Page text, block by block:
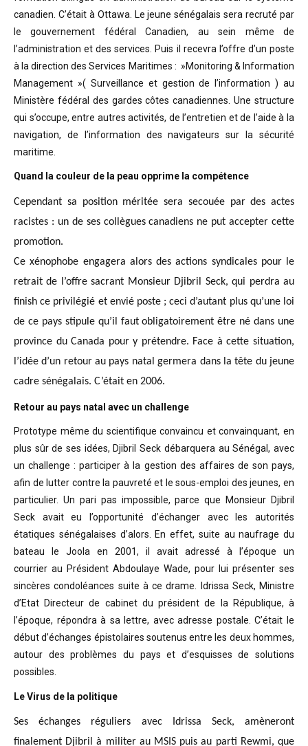
canadien. C’était à Ottawa. Le jeune sénégalais sera recruté par
le gouvernement fédéral Canadien, au sein même de
l’administration et des services. Puis il recevra l’offre d’un poste
à la direction des Services Maritimes : »Monitoring & Information
Management »( Surveillance et gestion de l’information ) au
Ministère fédéral des gardes côtes canadiennes. Une structure
qui s’occupe, entre autres activités, de l’entretien et de l’aide à la
navigation, de l’information des navigateurs sur la sécurité
maritime.
Quand la couleur de la peau opprime la compétence
Cependant sa position méritée sera secouée par des actes
racistes : un de ses collègues canadiens ne put accepter cette
promotion.
Ce xénophobe engagera alors des actions syndicales pour le
retrait de l’offre sacrant Monsieur Djibril Seck, qui perdra au
finish ce privilégié et envié poste ; ceci d’autant plus qu’une loi
de ce pays stipule qu’il faut obligatoirement être né dans une
province du Canada pour y prétendre. Face à cette situation,
l’idée d’un retour au pays natal germera dans la tête du jeune
cadre sénégalais. C’était en 2006.
Retour au pays natal avec un challenge
Prototype même du scientifique convaincu et convainquant, en
plus sûr de ses idées, Djibril Seck débarquera au Sénégal, avec
un challenge : participer à la gestion des affaires de son pays,
afin de lutter contre la pauvreté et le sous-emploi des jeunes, en
particulier. Un pari pas impossible, parce que Monsieur Djibril
Seck avait eu l’opportunité d’échanger avec les autorités
étatiques sénégalaises d’alors. En effet, suite au naufrage du
bateau le Joola en 2001, il avait adressé à l’époque un
courrier au Président Abdoulaye Wade, pour lui présenter ses
sincères condoléances suite à ce drame. Idrissa Seck, Ministre
d’Etat Directeur de cabinet du président de
la République, à
l’époque, répondra à sa lettre, avec adresse postale. C’était le
début d’échanges épistolaires soutenus entre les deux hommes,
autour des problèmes du pays et d’esquisses de solutions
possibles.
Le Virus de la politique
Ses échanges réguliers avec Idrissa Seck, amèneront
finalement Djibril à militer au MSIS puis au parti Rewmi, que